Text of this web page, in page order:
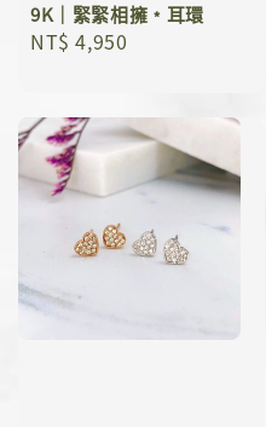
9K｜緊緊相擁﹡耳環
Regular
NT$ 4,950